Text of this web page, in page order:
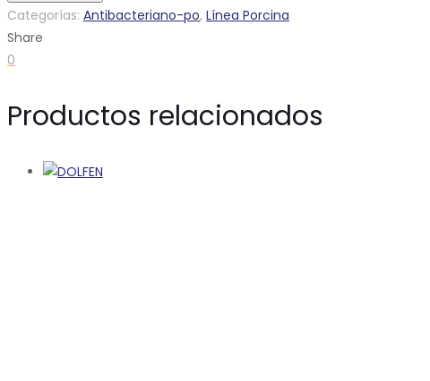
cantidad
Categorías: Antibacteriano-po, Línea Porcina
Share
0
Productos relacionados